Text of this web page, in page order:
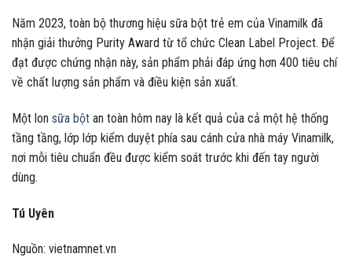
Năm 2023, toàn bộ thương hiệu sữa bột trẻ em của Vinamilk đã
nhận giải thưởng Purity Award từ tổ chức Clean Label Project. Để
đạt được chứng nhận này, sản phẩm phải đáp ứng hơn 400 tiêu chí
về chất lượng sản phẩm và điều kiện sản xuất.
Một lon sữa bột an toàn hôm nay là kết quả của cả một hệ thống
tầng tầng, lớp lớp kiểm duyệt phía sau cánh cửa nhà máy Vinamilk,
nơi mỗi tiêu chuẩn đều được kiểm soát trước khi đến tay người
dùng.
Tú Uyên
Nguồn: vietnamnet.vn